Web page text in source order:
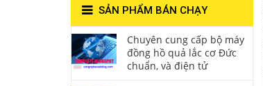
SẢN PHẨM BÁN CHẠY
Chuyên cung cấp bộ máy
đồng hồ quả lắc cơ Đức
chuẩn, và điện tử